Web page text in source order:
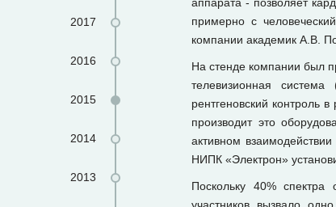
2017
2016
2015
2014
2013
примерно с
компании академик А.В.
На стенде компании был
телевизионная
рентгеновский контроль
производит это
активном
НИПК «Электрон»
Поскольку 40%